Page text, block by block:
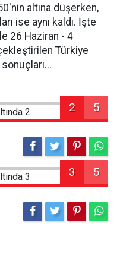
altına düşerken,
ise aynı kaldı. İşte
26 Haziran - 4
Türkiye
2 5
3 5